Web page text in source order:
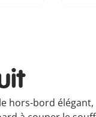
hors-bord